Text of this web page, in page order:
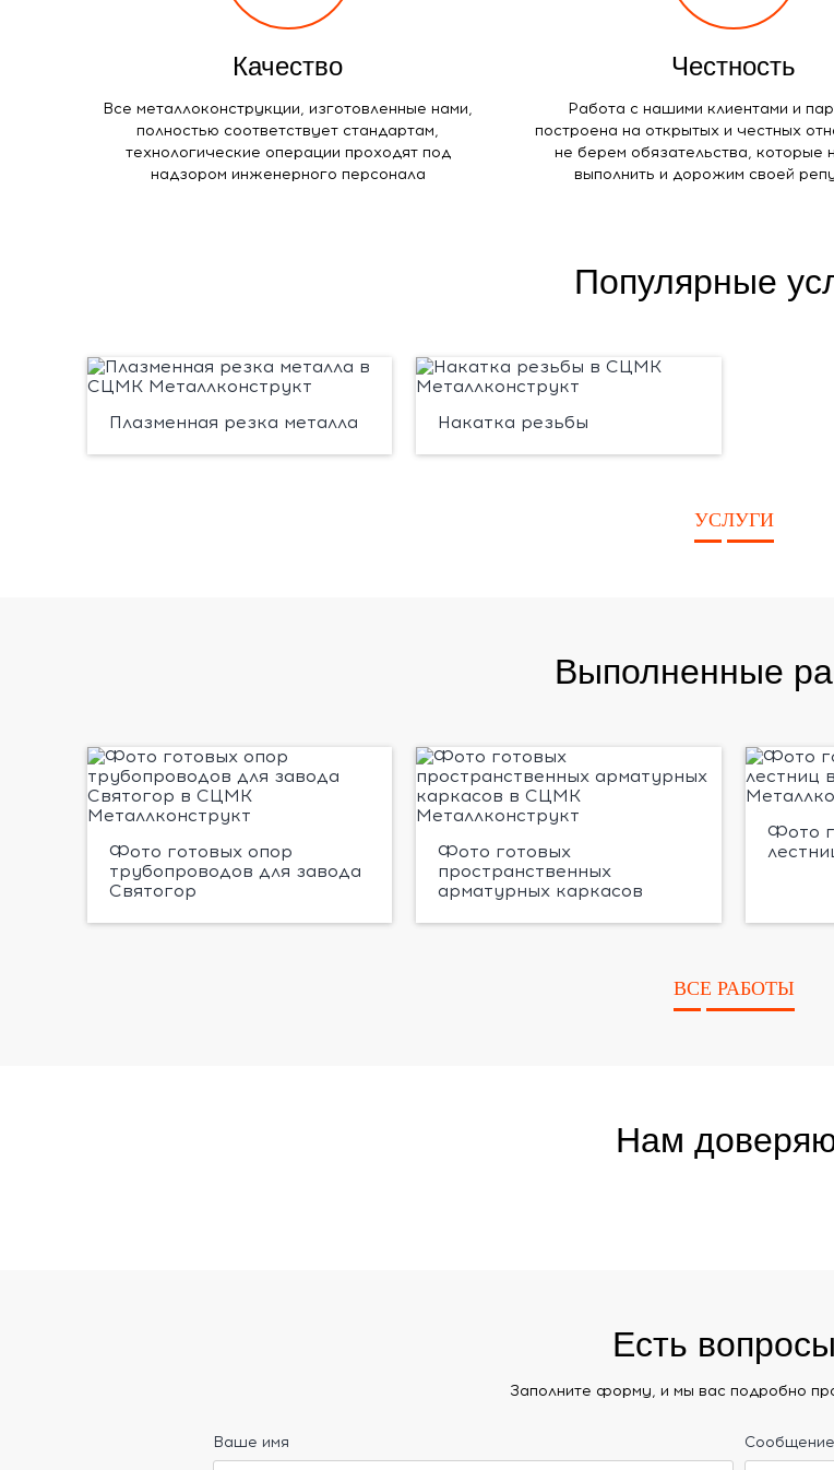
Качество
Все металлоконструкции, изготовленные нами,
полностью соответствует стандартам,
технологические операции проходят под
надзором инженерного персонала
Честность
Работа с нашими клиентами и
построена на открытых и честных
не берем обязательства, которые
выполнить и дорожим своей
Популярные
Плазменная резка металла Накатка резьбы
УСЛУГИ
Выполненные
Фото готовых опор
трубопроводов для завода
Святогор
Фото готовых
пространственных
арматурных каркасов
Фото
ВСЕ РАБОТЫ
Нам
Есть
Заполните форму, и мы вас подробно
Ваше имя Сообщение